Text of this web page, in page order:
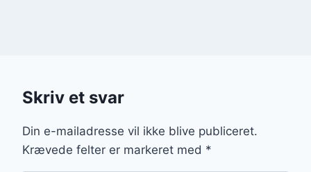
Skriv et svar
Din e-mailadresse vil ikke blive publiceret.
Krævede felter er markeret med *